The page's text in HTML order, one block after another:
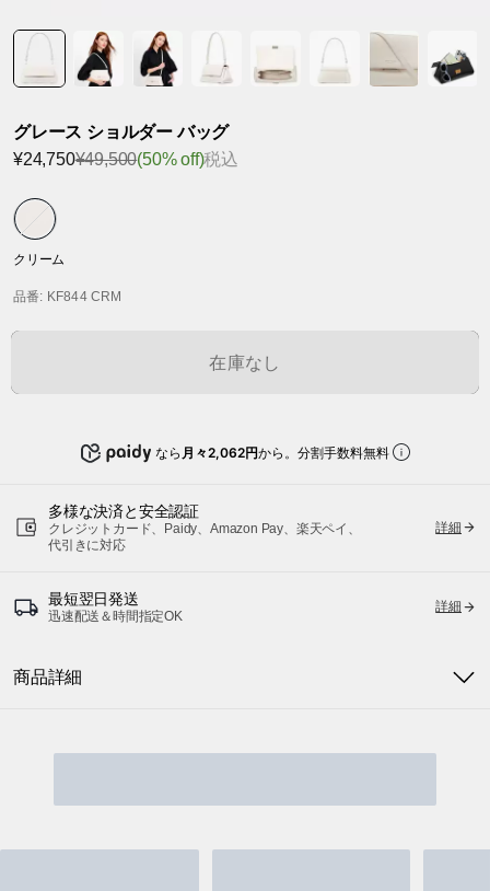
グレース ショルダー バッグ
¥24,750¥49,500(50% off)税込
クリーム
品番: KF844 CRM
在庫なし
なら 月々2,062円から。分割手数料無料
多様な決済と安全認証
クレジットカード、Paidy、Amazon Pay、楽天ペイ、
代引きに対応
詳細
最短翌日発送
迅速配送＆時間指定OK
詳細
商品詳細